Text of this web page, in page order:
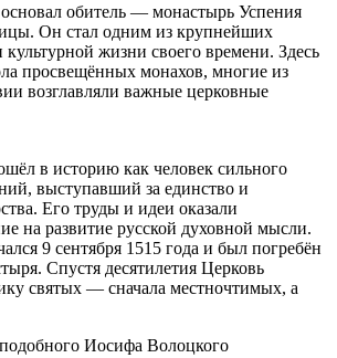
обитель — монастырь Успения
Он стал одним из крупнейших
жизни своего времени. Здесь
просвещённых монахов, многие из
возглавляли важные церковные
в историю как человек сильного
выступавший за единство и
Его труды и идеи оказали
на развитие русской духовной мысли.
9 сентября 1515 года и был погребён
Спустя десятилетия Церковь
святых — сначала местночтимых, а